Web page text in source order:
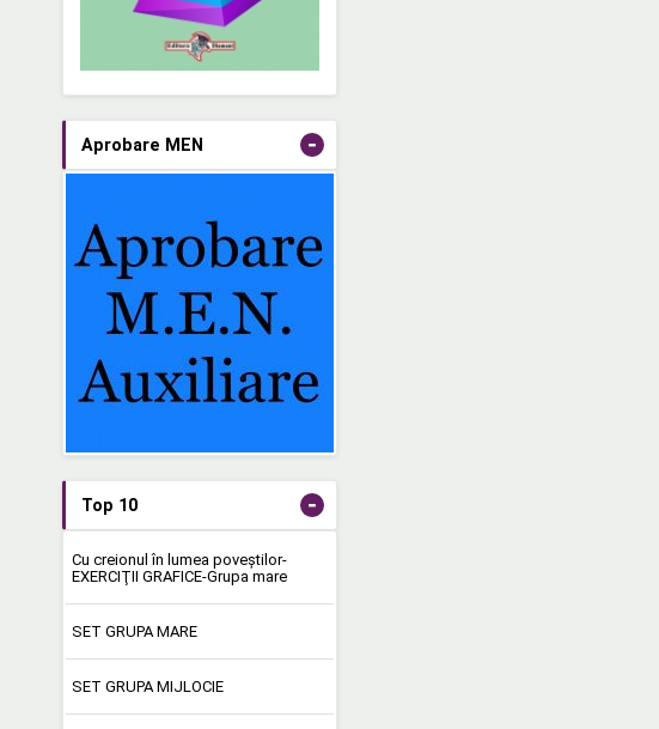
Aprobare MEN -
Top 10 -
Cu creionul în lumea poveştilor-
EXERCIŢII GRAFICE-Grupa mare
SET GRUPA MARE
SET GRUPA MIJLOCIE